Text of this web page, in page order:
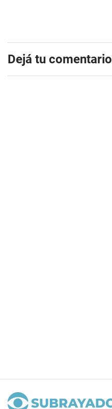
Dejá tu comentario